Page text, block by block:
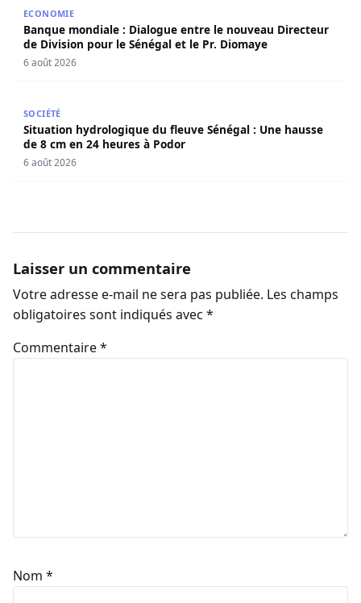
ECONOMIE
Banque mondiale : Dialogue entre le nouveau Directeur
de Division pour le Sénégal et le Pr. Diomaye
6 août 2026
SOCIÉTÉ
Situation hydrologique du fleuve Sénégal : Une hausse
de 8 cm en 24 heures à Podor
6 août 2026
Laisser un commentaire
Votre adresse e-mail ne sera pas publiée. Les champs
obligatoires sont indiqués avec *
Commentaire*
Nom *